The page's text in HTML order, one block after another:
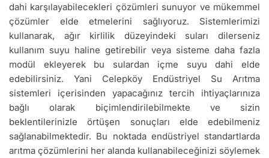
dahi karşılayabilecekleri çözümleri sunuyor ve mükemmel
çözümler elde etmelerini sağlıyoruz. Sistemlerimizi
kullanarak, ağır kirlilik düzeyindeki suları dilerseniz
kullanım suyu haline getirebilir veya sisteme daha fazla
modül ekleyerek bu sulardan içme suyu dahi elde
edebilirsiniz. Yani Celepköy Endüstriyel Su Arıtma
sistemleri içerisinden yapacağınız tercih ihtiyaçlarınıza
bağlı olarak biçimlendirilebilmekte ve sizin
beklentilerinizle örtüşen sonuçları elde edebilmeniz
sağlanabilmektedir. Bu noktada endüstriyel standartlarda
arıtma çözümlerini her alanda kullanabileceğinizi söylemek